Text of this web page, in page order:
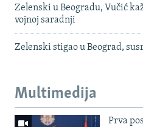
Zelenski u Beogradu, Vučić
vojnoj saradnji
Zelenski stigao u Beograd,
Multimedija
Prva